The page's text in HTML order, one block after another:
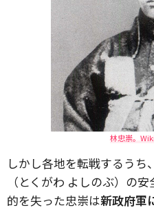
林忠崇。
しかし各地を転戦するうち
（とくがわ よしのぶ）の
的を失った忠崇は新政府軍